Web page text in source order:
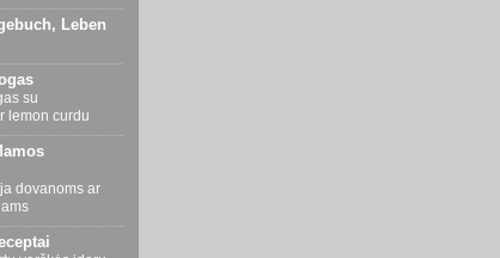
Leben
su
lemon curdu
dovanoms ar